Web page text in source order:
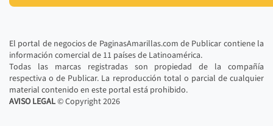
El portal de negocios de PaginasAmarillas.com de Publicar contiene la
información comercial de 11 países de Latinoamérica.
Todas las marcas registradas son propiedad de la compañía
respectiva o de Publicar. La reproducción total o parcial de cualquier
material contenido en este portal está prohibido.
AVISO LEGAL© Copyright2026